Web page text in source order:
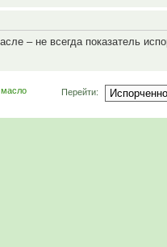
– не всегда показатель
масло Перейти: